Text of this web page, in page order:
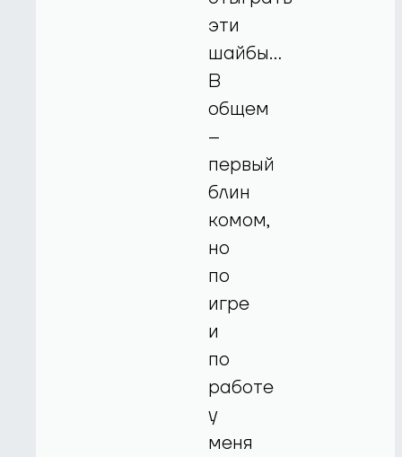
эти
шайбы…
В
общем
–
первый
блин
комом,
но
по
игре
и
по
работе
у
меня